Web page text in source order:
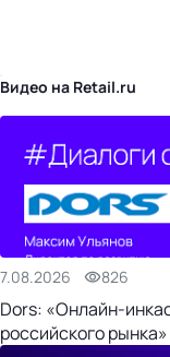
Видео на Retail.ru
7.08.2026 826
Dors: «Онлайн-
российского рынка»